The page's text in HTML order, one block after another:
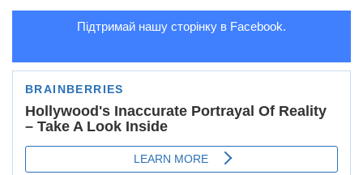
Підтримай нашу сторінку в Facebook.